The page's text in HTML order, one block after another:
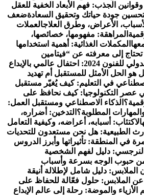
الجذب: فهم الأبعاد الخفية للعقل
ضعف
الأعراض، وطرق العلاجالعملات
المراهقة: مفهومها، خصائصها،
المكملات الغذائية: أهمية استخدامها
إلى معرفته عن “فيتامين
مهرجان قطر الدولي للفنون 2024: احتفال عالمي بالإبداع
هو الحل الأمثل للمستقبل أم تهديد
في التعليم: كيف يُغيّر مستقبل
عصر التكنولوجيا: كيف نحافظ على
الذكاء الاصطناعي ومستقبل العمل:
المطلوبة؟ التدخين: أضراره،
الاكتئاب: أسبابه، أعراضه، وكيفية التعامل
الطبيعية: هل نحن مستعدون للتحديات
في المنطقة: تأثيراتها وأبرز الدروس
دليل لفهم الشخصية
حبوب الوجه بسرعة وأسباب
الملابس: دليل شامل لإطلالة أنيقة
عن الملابس: حلول فعّالة للحفاظ على
الأزياء والموضة: رحلة إلى عالم الإبداع